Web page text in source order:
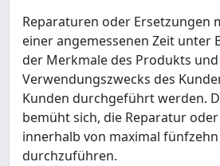
Reparaturen oder Ersetzungen
einer angemessenen Zeit unter
der Merkmale des Produkts und
Verwendungszwecks des
Kunden durchgeführt werden.
bemüht sich, die Reparatur
innerhalb von maximal fünfzehn
durchzuführen.